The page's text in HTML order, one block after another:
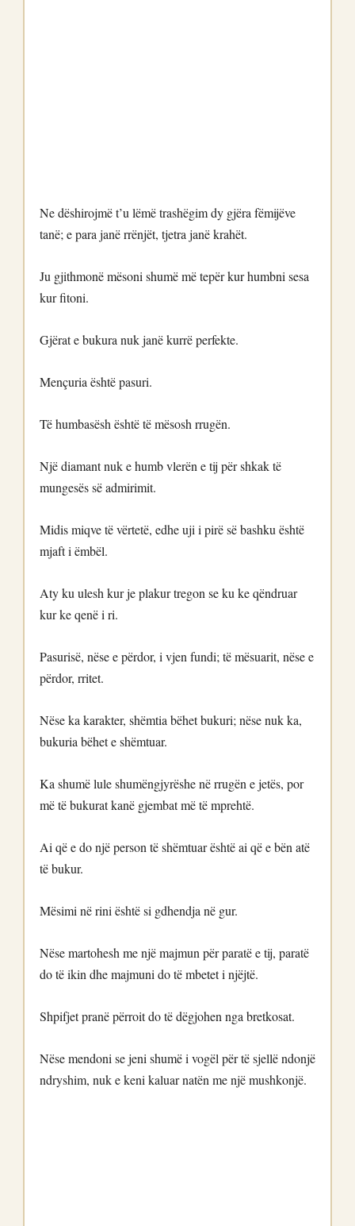
Ne dëshirojmë t’u lëmë trashëgim dy gjëra fëmijëve
tanë; e para janë rrënjët, tjetra janë krahët.
Ju gjithmonë mësoni shumë më tepër kur humbni sesa
kur fitoni.
Gjërat e bukura nuk janë kurrë perfekte.
Mençuria është pasuri.
Të humbasësh është të mësosh rrugën.
Një diamant nuk e humb vlerën e tij për shkak të
mungesës së admirimit.
Midis miqve të vërtetë, edhe uji i pirë së bashku është
mjaft i ëmbël.
Aty ku ulesh kur je plakur tregon se ku ke qëndruar
kur ke qenë i ri.
Pasurisë, nëse e përdor, i vjen fundi; të mësuarit, nëse e
përdor, rritet.
Nëse ka karakter, shëmtia bëhet bukuri; nëse nuk ka,
bukuria bëhet e shëmtuar.
Ka shumë lule shumëngjyrëshe në rrugën e jetës, por
më të bukurat kanë gjembat më të mprehtë.
Ai që e do një person të shëmtuar është ai që e bën atë
të bukur.
Mësimi në rini është si gdhendja në gur.
Nëse martohesh me një majmun për paratë e tij, paratë
do të ikin dhe majmuni do të mbetet i njëjtë.
Shpifjet pranë përroit do të dëgjohen nga bretkosat.
Nëse mendoni se jeni shumë i vogël për të sjellë ndonjë
ndryshim, nuk e keni kaluar natën me një mushkonjë.